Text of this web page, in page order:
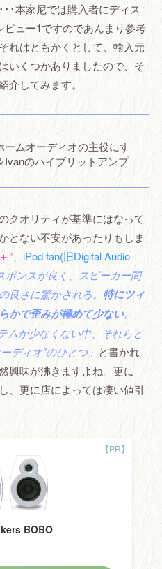
･本家尼では購入者にディス
ビュー1ですのであんまり参考
れはともかくとして、輸入元
いくつかありましたので、そ
介してみます。
ームオーディオの主役にす
Ivanのハイブリットアンプ
クオリティが基準にはなって
とない不安があったりもしま
”、 iPod fan(旧Digital Audio
ポンスが良く、スピーカー間
良さに驚かされる。 特にツィ
かで歪みが極めて少ない。
ムが少なくない中、それらと
ディオ”のひとつ」 と書かれ
興味が沸きますよね。更に
、更に店によっては凄い値引
BOBO